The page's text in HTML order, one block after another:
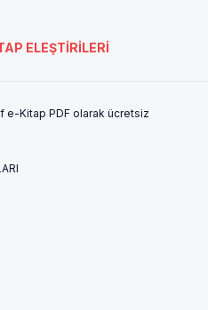
ELEŞTIRILERI
e-Kitap PDF olarak ücretsiz